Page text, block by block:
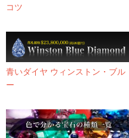
コツ
青いダイヤ ウィンストン・ブル
ー